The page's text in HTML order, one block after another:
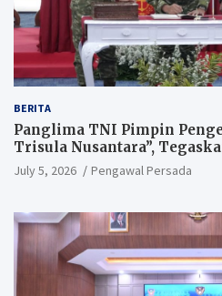
BERITA
Panglima TNI Pimpin
Trisula Nusantara”,
Perang Modern
July 5, 2026 Pengawal Persada